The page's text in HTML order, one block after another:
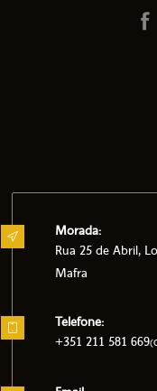
Morada:
Rua 25 de Abril,
Mafra
Telefone:
+351 211 581 669